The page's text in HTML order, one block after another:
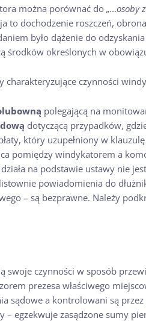
można porównać do„…osoby
to dochodzenie roszczeń,
było dążenie do
środków określonych w
charakteryzujące czynności
polegającą na
dotyczącą przypadków,
który uzupełniony w
pomiędzy windykatorem a
na podstawie ustawy nie
powiadomienia do
– są bezprawne. Należy
swoje czynności w sposób
prezesa właściwego
sądowe a kontrolowani są
– egzekwuje zasądzone sumy